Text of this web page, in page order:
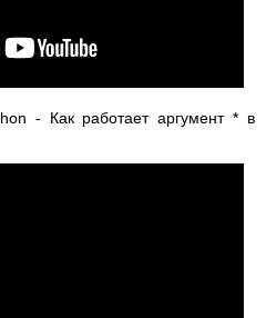
- Как работает аргумент * в